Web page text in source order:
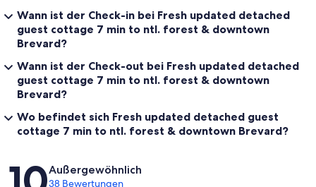
Wann ist der Check-in bei Fresh updated detached
guest cottage 7 min to ntl. forest & downtown
Brevard?
Wann ist der Check-out bei Fresh updated detached
guest cottage 7 min to ntl. forest & downtown
Brevard?
Wo befindet sich Fresh updated detached guest
cottage 7 min to ntl. forest & downtown Brevard?
Bewertungen
Außergewöhnlich
38 Bewertungen